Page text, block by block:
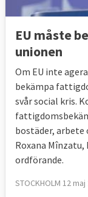
EU måste
unionen
Om EU inte
bekämpa
svår social kris.
bostäder, arbete
Roxana
ordförande.
STOCKHOLM 12